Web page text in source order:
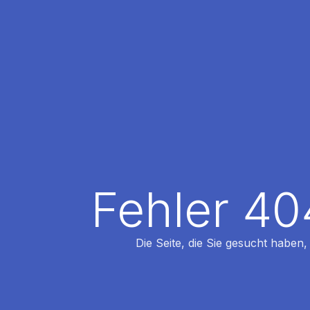
Fehler
Die Seite, die Sie gesucht